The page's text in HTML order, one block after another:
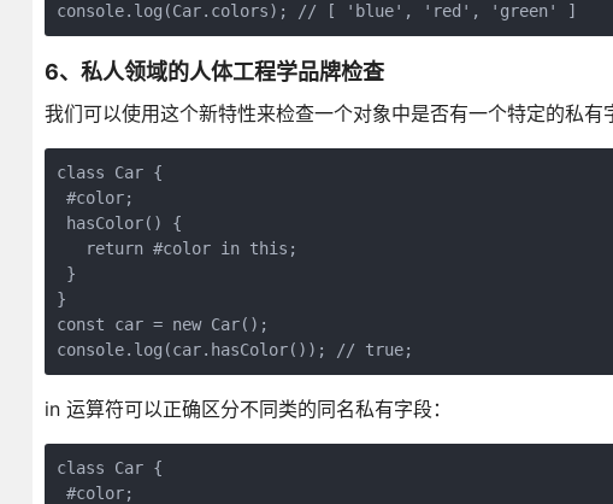
console.log(Car.colors); // [ 'blue', 'red', 'green' ]
6、私人领域的人体工程学品牌检查
我们可以使用这个新特性来检查一个对象中是否有一个特定的私有
class Car {
#color;
hasColor() {
   return #color in this;
}
}
const car = new Car();
console.log(car.hasColor()); // true;
in 运算符可以正确区分不同类的同名私有字段：
class Car {
#color;